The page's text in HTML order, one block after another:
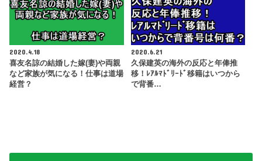
2020.4.18
喜友名諒の結婚した嫁(妻)や両親
など家族が気になる！仕事は道場
経営？
2020.6.21
久保建英の海外の反応と年俸推
移！ﾚｱﾙﾏﾄﾞﾘｰﾄﾞ移籍はいつから
で背番…